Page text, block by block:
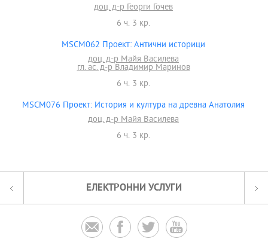
доц. д-р Георги Гочев
6 ч. 3 кр.
MSCM062 Проект: Антични историци
доц. д-р Майя Василева
гл. ас. д-р Владимир Маринов
6 ч. 3 кр.
MSCM076 Проект: История и култура на древна Анатолия
доц. д-р Майя Василева
6 ч. 3 кр.
ЕЛЕКТРОННИ УСЛУГИ
   